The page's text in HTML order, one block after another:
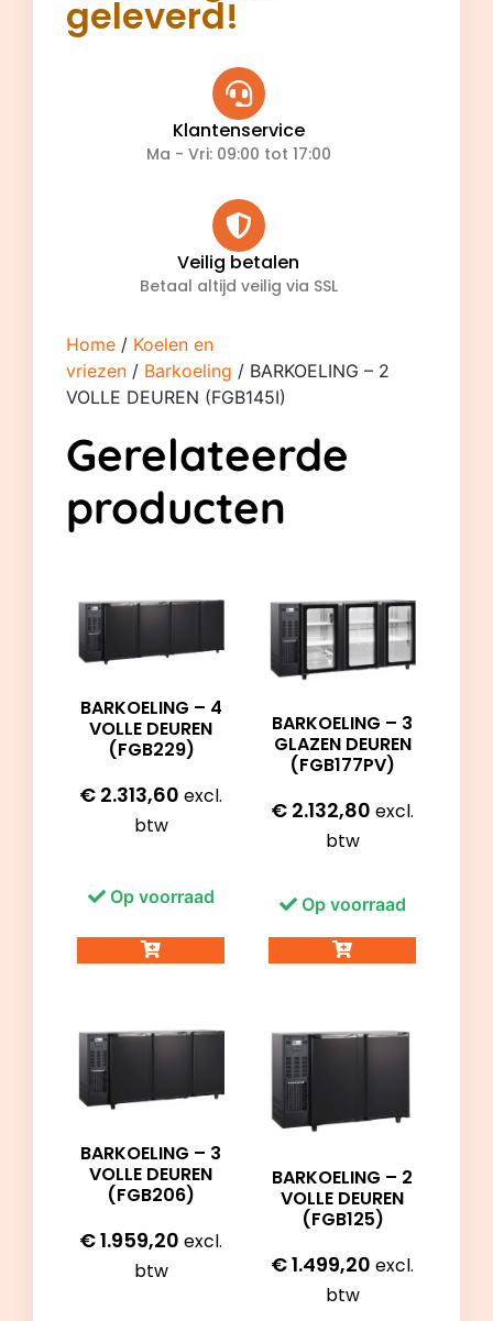
geleverd!
Klantenservice
Ma - Vri: 09:00 tot 17:00
Veilig betalen
Betaal altijd veilig via SSL
Home / Koelen en
vriezen / Barkoeling / BARKOELING – 2
VOLLE DEUREN (FGB145I)
Gerelateerde
producten
BARKOELING – 4
VOLLE DEUREN
(FGB229)
€ 2.313,60 excl.
btw
Op voorraad
BARKOELING – 3
GLAZEN DEUREN
(FGB177PV)
€ 2.132,80 excl.
btw
Op voorraad
BARKOELING – 3
VOLLE DEUREN
(FGB206)
€1.959,20 excl.
btw
BARKOELING – 2
VOLLE DEUREN
(FGB125)
€1.499,20 excl.
btw